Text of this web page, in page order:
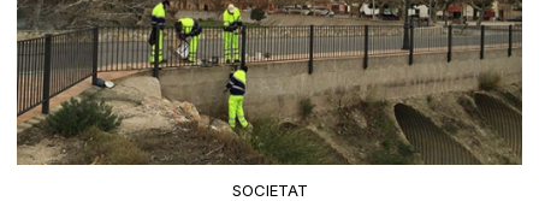
SOCIETAT